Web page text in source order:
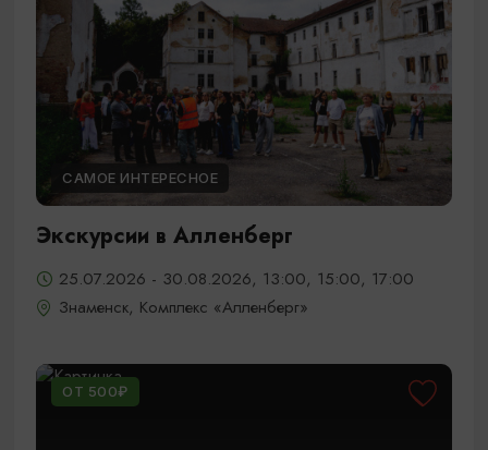
САМОЕ ИНТЕРЕСНОЕ
Экскурсии в Алленберг
25.07.2026 - 30.08.2026, 13:00, 15:00, 17:00
Знаменск, Комплекс «Алленберг»
ОТ 500₽